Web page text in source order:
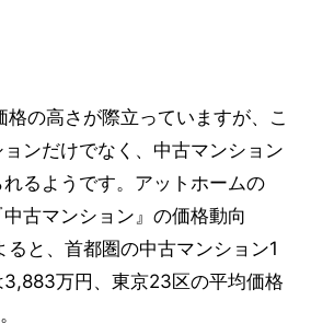
の高さが際立っていますが、こ
ンだけでなく、中古マンション
るようです。アットホームの
中古マンション』の価格動向
と、首都圏の中古マンション1
3,883万円、東京23区の平均価格